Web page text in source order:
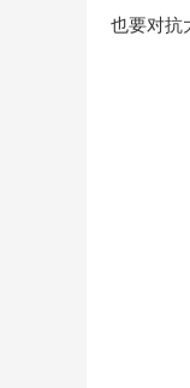
也要对抗